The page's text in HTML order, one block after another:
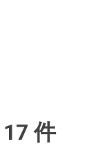
17 件